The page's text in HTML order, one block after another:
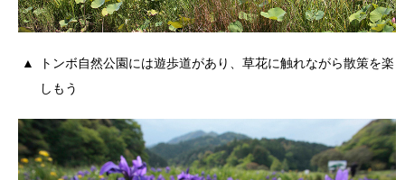
トンボ自然公園には遊歩道があり、草花に触れながら散策を楽
しもう